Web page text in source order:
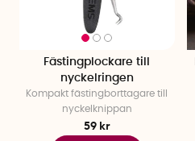
Fästingplockare till
nyckelringen
Kompakt fästingborttagare till
nyckelknippan
59 kr